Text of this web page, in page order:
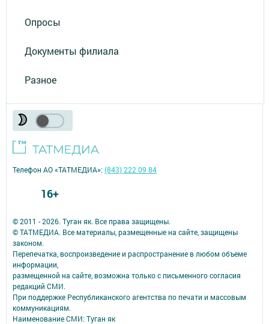
Опросы
Документы филиала
Разное
© 2011 - 2026. Туган як. Все права защищены.
© ТАТМЕДИА. Все материалы, размещенные на сайте, защищены
законом.
Перепечатка, воспроизведение и распространение в любом объеме
информации,
размещенной на сайте, возможна только с письменного согласия
редакций СМИ.
При поддержке Республиканского агентства по печати и массовым
коммуникациям.
Наименование СМИ: Туган як
Телефон АО «ТАТМЕДИА»:(843) 222 09 84
16+